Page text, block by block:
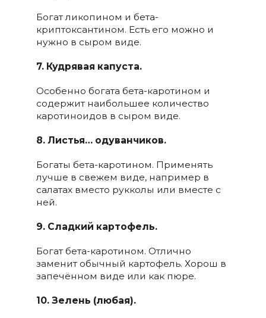
Богат ликопином и бета-
криптоксантином. Есть его можно и
нужно в сыром виде.
7. Кудрявая капуста.
Особенно богата бета-каротином и
содержит наибольшее количество
каротиноидов в сыром виде.
8. Листья… одуванчиков.
Богаты бета-каротином. Применять
лучше в свежем виде, например в
салатах вместо рукколы или вместе с
ней.
9. Сладкий картофель.
Богат бета-каротином. Отлично
заменит обычный картофель. Хорош в
запечённом виде или как пюре.
10. Зелень (любая).